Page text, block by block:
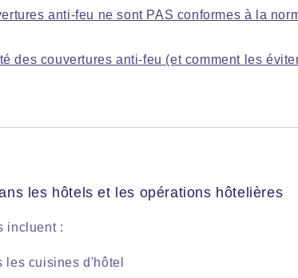
anti-feu ne sont PAS conformes à la
des couvertures anti-feu (et comment les
les hôtels et les opérations hôtelières
incluent :
les cuisines d'hôtel